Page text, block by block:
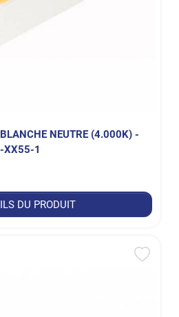
NEUTRE (4.000K) -
XX55-1
DU PRODUIT